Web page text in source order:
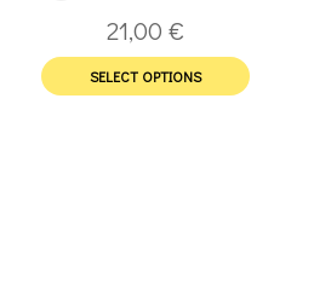
21,00 €
SELECT OPTIONS